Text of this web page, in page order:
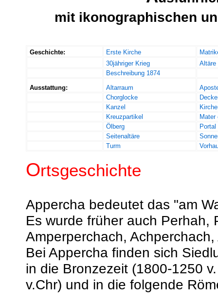
mit ikonographischen
Geschichte: Erste Kirche
30jähriger Krieg
Altäre
Beschreibung 1874
Ausstattung:
Altarraum
Chorglocke
Kanzel
Kreuzpartikel
Mater
Ölberg
Portal
Seitenaltäre
Turm
Ortsgeschichte
Appercha bedeutet das "am
Es wurde früher auch Perhah,
Amperperchach,
Bei Appercha finden sich
in die Bronzezeit (1800-1250
v.Chr) und in die folgende